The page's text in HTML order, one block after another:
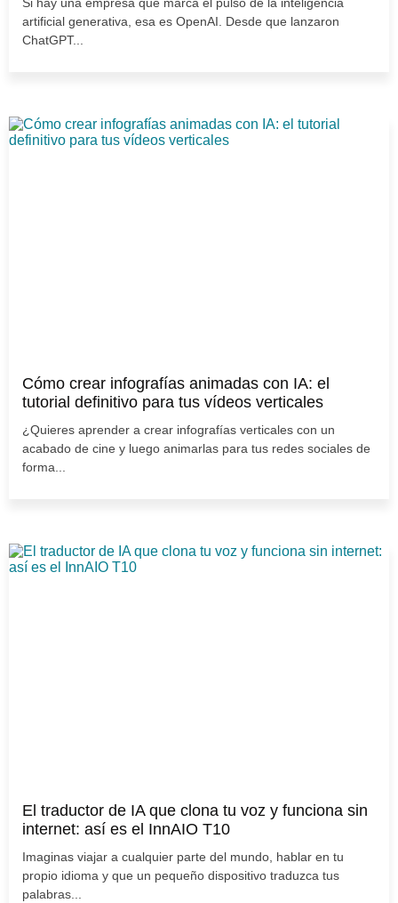
artificial generativa, esa es OpenAI. Desde que lanzaron
ChatGPT...
Cómo crear infografías animadas con IA: el
tutorial definitivo para tus vídeos verticales
¿Quieres aprender a crear infografías verticales con un
acabado de cine y luego animarlas para tus redes sociales de
forma...
El traductor de IA que clona tu voz y funciona sin
internet: así es el InnAIO T10
Imaginas viajar a cualquier parte del mundo, hablar en tu
propio idioma y que un pequeño dispositivo traduzca tus
palabras...